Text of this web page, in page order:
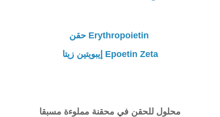
Erythropoietin حقن
Epoetin Zeta إيبويتين زيتا
محلول للحقن في محقنة مملوءة مسبقا